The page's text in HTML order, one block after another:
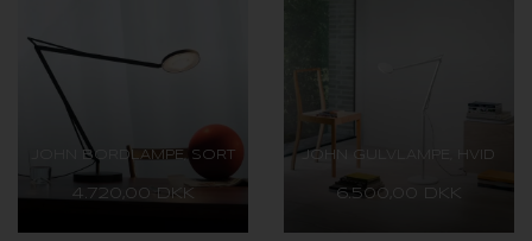
JOHN BORDLAMPE, SORT
4.720,00 DKK
JOHN GULVLAMPE, HVID
6.500,00 DKK